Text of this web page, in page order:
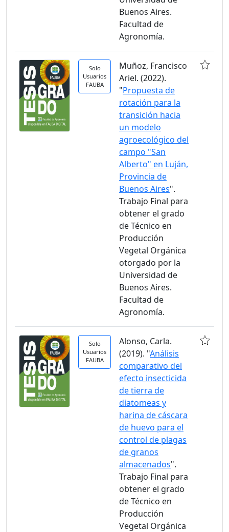
Buenos Aires.
Facultad de
Agronomía.
Solo
Usuarios
FAUBA
Muñoz, Francisco
Ariel. (2022).
"Propuesta de
rotación para la
transición hacia
un modelo
agroecológico del
campo "San
Alberto" en Luján,
Provincia de
Buenos Aires".
Trabajo Final para
obtener el grado
de Técnico en
Producción
Vegetal Orgánica
otorgado por la
Universidad de
Buenos Aires.
Facultad de
Agronomía.
Solo
Usuarios
FAUBA
Alonso, Carla.
(2019). "Análisis
comparativo del
efecto insecticida
de tierra de
diatomeas y
harina de cáscara
de huevo para el
control de plagas
de granos
almacenados".
Trabajo Final para
obtener el grado
de Técnico en
Producción
Vegetal Orgánica